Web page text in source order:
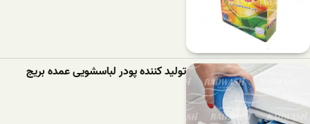
تولید کننده پودر لباسشویی عمده بریج